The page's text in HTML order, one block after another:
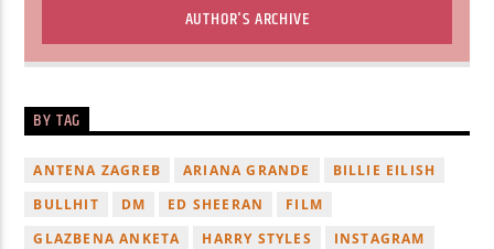
AUTHOR'S ARCHIVE
BY TAG
ANTENA ZAGREB ARIANA GRANDE
BILLIE EILISH
BULLHIT
DM ED SHEERAN
FILM
GLAZBENA ANKETA
HARRY STYLES
INSTAGRAM